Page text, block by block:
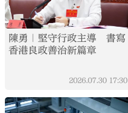
陳勇｜堅守行政主導 書寫
香港良政善治新篇章
2026.07.30 17:30